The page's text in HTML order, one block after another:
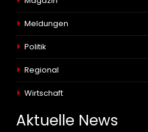
Meldungen
Politik
Regional
Wirtschaft
Aktuelle News